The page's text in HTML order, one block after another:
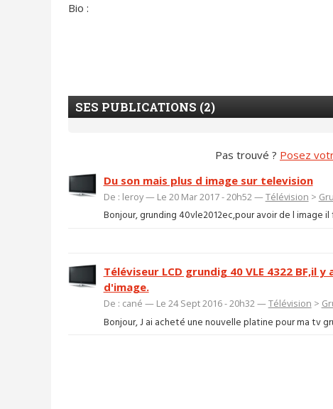
Bio :
SES PUBLICATIONS (2)
Pas trouvé ? Posez
Du son mais plus d image sur television
De : leroy — Le 20 Mar 2017 - 20h52 —Télévision >
Bonjour, grunding 40vle2012ec,pour avoir de l image
Téléviseur LCD grundig 40 VLE 4322 BF,il y
d'image.
De : cané — Le 24 Sept 2016 - 20h32 —Télévision >
Bonjour, J ai acheté une nouvelle platine pour ma tv